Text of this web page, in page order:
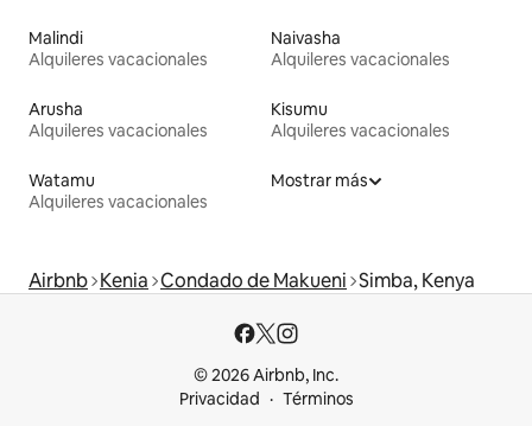
Malindi
Alquileres vacacionales
Naivasha
Alquileres vacacionales
Arusha
Alquileres vacacionales
Kisumu
Alquileres vacacionales
Watamu
Alquileres vacacionales
Mostrar más
Airbnb Kenia Condado de Makueni Simba, Kenya
© 2026 Airbnb, Inc.
Privacidad
Términos